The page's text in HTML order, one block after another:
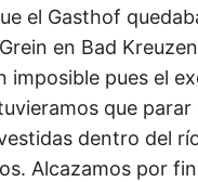
el Gasthof
en Bad
imposible pues el
que
dentro del
Alcazamos por